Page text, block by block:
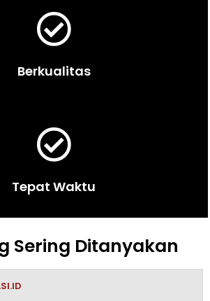
Berkualitas
Tepat Waktu
Sering Ditanyakan